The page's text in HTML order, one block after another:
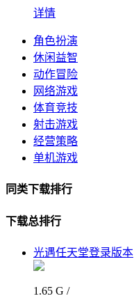
详情
角色扮演
休闲益智
动作冒险
网络游戏
体育竞技
射击游戏
经营策略
单机游戏
同类下载排行
下载总排行
光遇任天堂登录版本
1.65 G /